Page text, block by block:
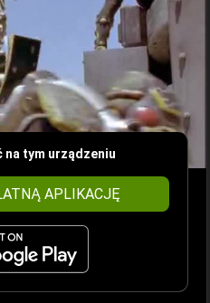
na tym urządzeniu
APLIKACJĘ